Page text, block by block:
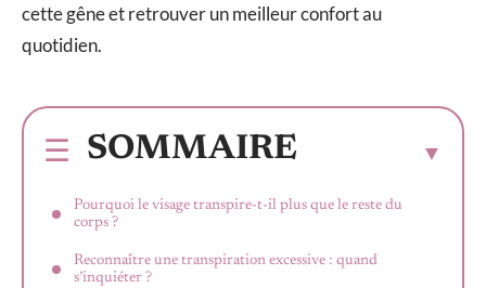
cette gêne et retrouver un meilleur confort au
quotidien.
SOMMAIRE
Pourquoi le visage transpire-t-il plus que le reste du
corps ?
Reconnaître une transpiration excessive : quand
s’inquiéter ?